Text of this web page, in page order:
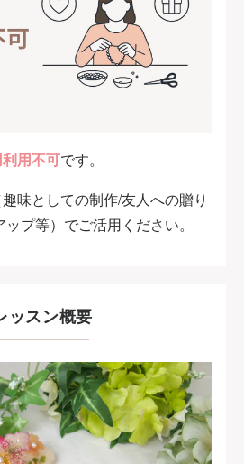
用不可です。
味としての制作/友人への贈り
プ等）でご活用ください。
ッスン概要